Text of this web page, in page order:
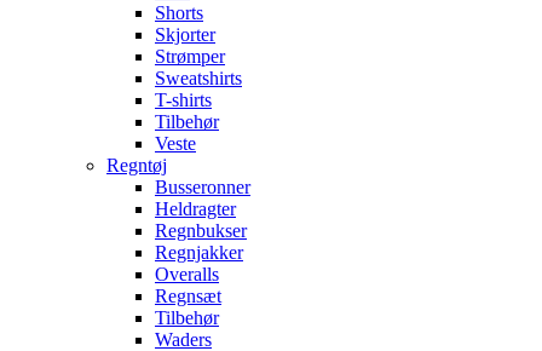
Shorts
Skjorter
Strømper
Sweatshirts
T-shirts
Tilbehør
Veste
Regntøj
Busseronner
Heldragter
Regnbukser
Regnjakker
Overalls
Regnsæt
Tilbehør
Waders